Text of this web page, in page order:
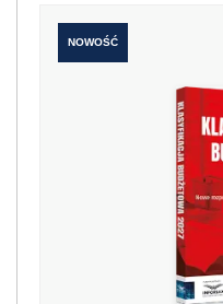
NOWOŚĆ